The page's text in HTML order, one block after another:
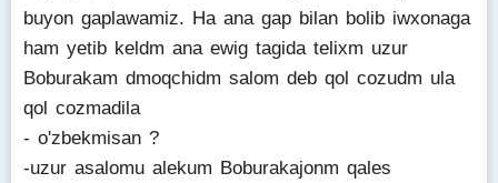
buyon gaplawamiz. Ha ana gap bilan bolib iwxonaga
ham yetib keldm ana ewig tagida telixm uzur
Boburakam dmoqchidm salom deb qol cozudm ula
qol cozmadila
- o'zbekmisan ?
-uzur asalomu alekum Boburakajonm qales